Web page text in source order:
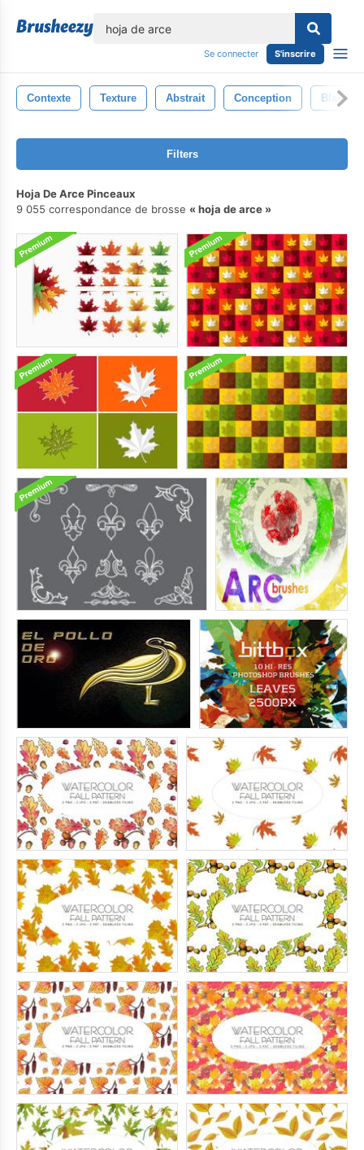
Se connecter S'inscrire
Contexte Texture Abstrait Conception Blanc
Filters
Hoja De Arce Pinceaux
9 055 correspondance de brosse
hoja de arce